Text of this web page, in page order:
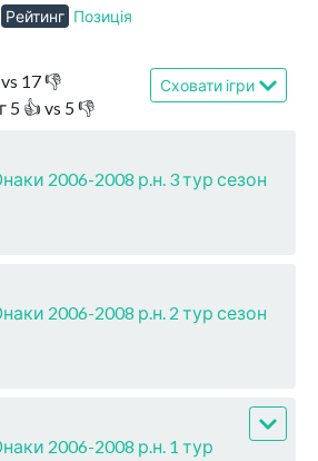
17👎
5 👍 vs 5👎
Сховати ігри
2006-2008 р.н. 3 тур сезон
2006-2008 р.н. 2 тур сезон
2006-2008 р.н. 1 тур
Рейтинг Позиція